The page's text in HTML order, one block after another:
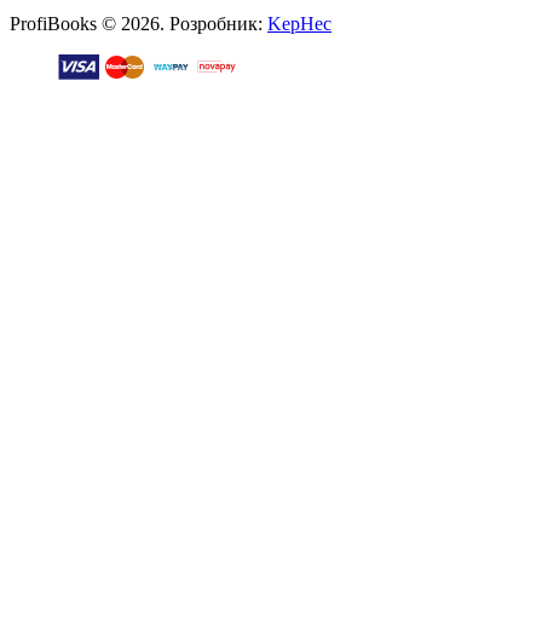
ProfiBooks © 2026. Розробник: KepHec